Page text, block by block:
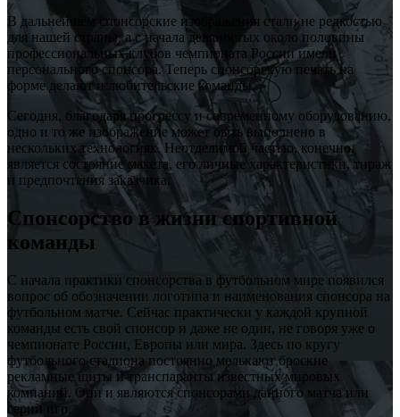
В дальнейшем спонсорские изображения стали не редкостью
для нашей страны, а с начала девяностых около половины
профессиональных клубов чемпионата России имели
персонального спонсора. Теперь спонсорскую печать на
форме делают и любительские команды.
Сегодня, благодаря прогрессу и современному оборудованию,
одно и то же изображение может быть выполнено в
нескольких технологиях. Неотделимой частью, конечно,
является состояние макета, его личные характеристики, тираж
и предпочтения заказчика.
Спонсорство в жизни спортивной
команды
С начала практики спонсорства в футбольном мире появился
вопрос об обозначении логотипа и наименования спонсора на
футбольном матче. Сейчас практически у каждой крупной
команды есть свой спонсор и даже не один, не говоря уже о
чемпионате России, Европы или мира. Здесь по кругу
футбольного стадиона постоянно мелькают броские
рекламные щиты и транспаранты известных мировых
компаний. Они и являются спонсорами данного матча или
серии игр.